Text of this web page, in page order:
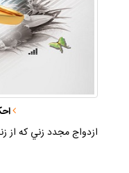
ازدواج مجدد زني كه از